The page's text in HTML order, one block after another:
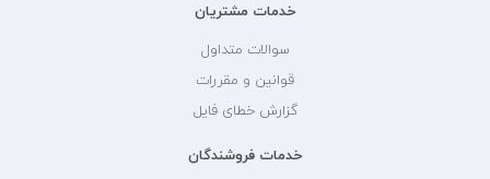
خدمات مشتریان
سوالات متداول
قوانین و مقررات
گزارش خطای فایل
خدمات فروشندگان